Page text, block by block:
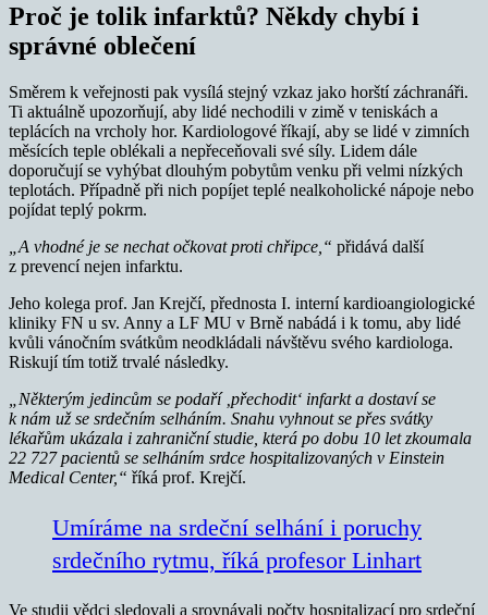
Proč je tolik infarktů? Někdy chybí i
správné oblečení
Směrem k veřejnosti pak vysílá stejný vzkaz jako horští záchranáři.
Ti aktuálně upozorňují, aby lidé nechodili v zimě v teniskách a
teplácích na vrcholy hor. Kardiologové říkají, aby se lidé v zimních
měsících teple oblékali a nepřeceňovali své síly. Lidem dále
doporučují se vyhýbat dlouhým pobytům venku při velmi nízkých
teplotách. Případně při nich popíjet teplé nealkoholické nápoje nebo
pojídat teplý pokrm.
„A vhodné je se nechat očkovat proti chřipce,“ přidává další
z prevencí nejen infarktu.
Jeho kolega prof. Jan Krejčí, přednosta I. interní kardioangiologické
kliniky FN u sv. Anny a LF MU v Brně nabádá i k tomu, aby lidé
kvůli vánočním svátkům neodkládali návštěvu svého kardiologa.
Riskují tím totiž trvalé následky.
„Některým jedincům se podaří ‚přechodit‘ infarkt a dostaví se
k nám už se srdečním selháním. Snahu vyhnout se přes svátky
lékařům ukázala i zahraniční studie, která po dobu 10 let zkoumala
22 727 pacientů se selháním srdce hospitalizovaných v Einstein
Medical Center,“ říká prof. Krejčí.
Umíráme na srdeční selhání i poruchy
srdečního rytmu, říká profesor Linhart
Ve studii vědci sledovali a srovnávali počty hospitalizací pro srdeční